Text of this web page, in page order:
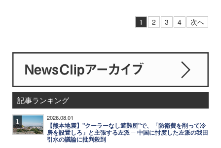
1 2 3 4 次へ
記事ランキング
1 2026.08.01
【熊本地震】"クーラーなし避難所"で、「防衛費を削って冷
房を設置しろ」と主張する左派 ─ 中国に忖度した左派の我田
引水の議論に批判殺到